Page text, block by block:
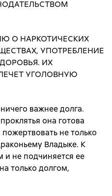
О НАРКОТИЧЕСКИХ
УПОТРЕБЛЕНИЕ
ИХ
УГОЛОВНУЮ
важнее долга.
она готова
не только
Владыке. К
и не подчиняется ее
только долгом,